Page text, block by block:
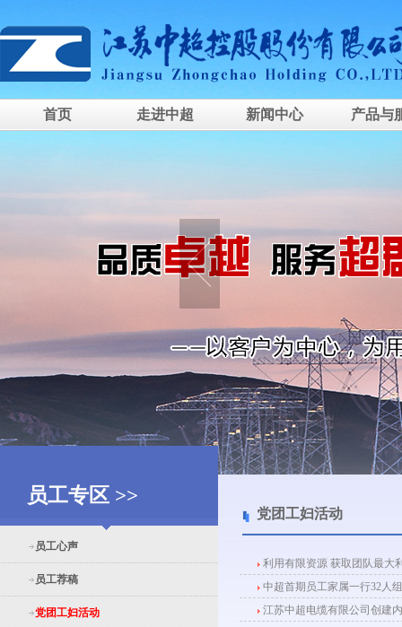
首页 走进中超 新闻中心 产品与
员工专区 >>
员工心声
员工荐稿
党团工妇活动
党团工妇活动
利用有限资源 获取团队最大
中超首期员工家属一行32人
江苏中超电缆有限公司创建